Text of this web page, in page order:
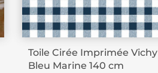
Toile Cirée Imprimée Vichy
Bleu Marine 140 cm